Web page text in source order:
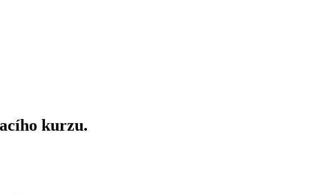
kurzu.